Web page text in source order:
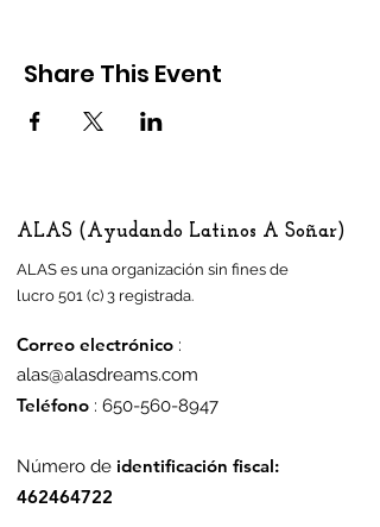
Share This Event
ALAS (Ayudando Latinos A Soñar)
ALAS es una organización sin fines de
lucro 501 (c) 3 registrada.
Correo electrónico :
alas@alasdreams.com
Teléfono : 650-560-8947
Número de identificación fiscal:
462464722